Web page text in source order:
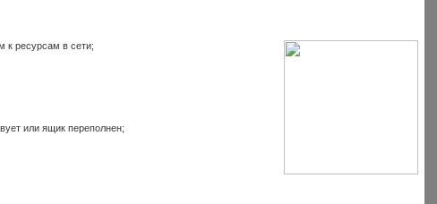
к ресурсам в сети;
или ящик переполнен;